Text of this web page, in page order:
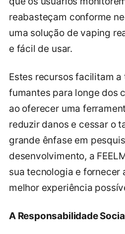
reabasteçam conforme
uma solução de vaping
e fácil de usar.
Estes recursos facilitam
fumantes para longe dos
ao oferecer uma
reduzir danos e cessar o
grande ênfase em
desenvolvimento, a
sua tecnologia e fornecer
melhor experiência
A Responsabilidade